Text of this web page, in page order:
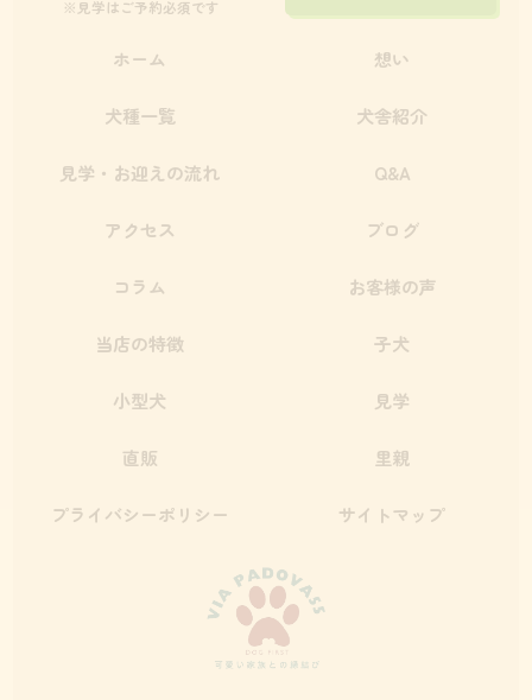
※見学はご予約必須です
ホーム 想い
犬種一覧 犬舎紹介
見学・お迎えの流れ Q&A
アクセス ブログ
コラム お客様の声
当店の特徴 子犬
小型犬 見学
直販 里親
プライバシーポリシー サイトマップ